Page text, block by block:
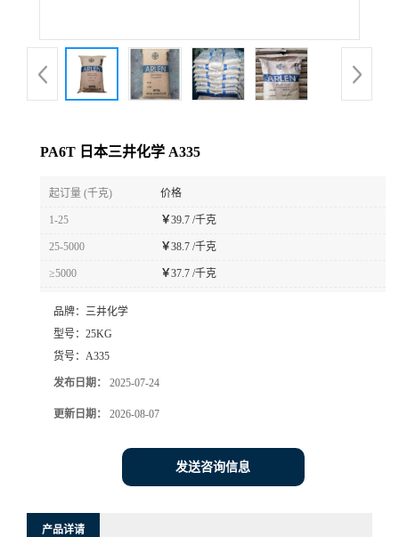
PA6T 日本三井化学 A335
起订量 (千克) 价格
1-25 ￥39.7 /千克
25-5000 ￥38.7 /千克
≥5000 ￥37.7 /千克
品牌： 三井化学
型号： 25KG
货号： A335
发布日期： 2025-07-24
更新日期： 2026-08-07
发送咨询信息
产品详请